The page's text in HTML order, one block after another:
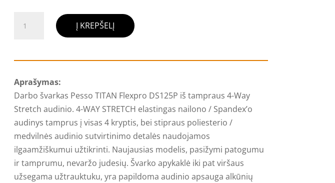
kiekis:
švarkas
TITAN
Flexpro
DS125P,
pilkas
Į KREPŠELĮ
Aprašymas:
Darbo švarkas Pesso TITAN Flexpro DS125P iš tampraus 4-Way
Stretch audinio. 4-WAY STRETCH elastingas nailono / Spandex’o
audinys tamprus į visas 4 kryptis, bei stipraus poliesterio /
medvilnės audinio sutvirtinimo detalės naudojamos
ilgaamžiškumui užtikrinti. Naujausias modelis, pasižymi patogumu
ir tamprumu, nevaržo judesių. Švarko apykaklė iki pat viršaus
užsegama užtrauktuku, yra papildoma audinio apsauga alkūnių